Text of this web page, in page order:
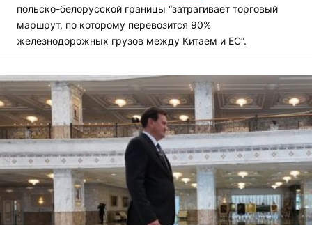
польско-белорусской границы “затрагивает торговый
маршрут, по которому перевозится 90%
железнодорожных грузов между Китаем и ЕС“.